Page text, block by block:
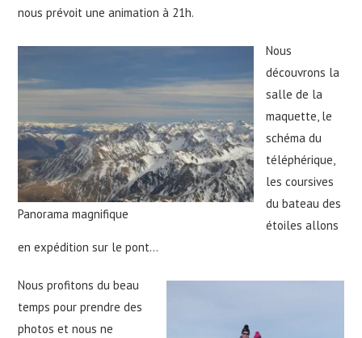
nous prévoit une animation à 21h.
Panorama magnifique
Nous
découvrons la
salle de la
maquette, le
schéma du
téléphérique,
les coursives
du bateau des
étoiles allons
en expédition sur le pont…
Nous profitons du beau
temps pour prendre des
photos et nous ne